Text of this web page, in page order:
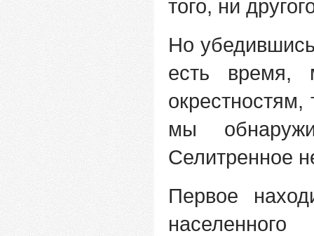
того, ни
Но
есть время,
мы
Селитренное
Первое